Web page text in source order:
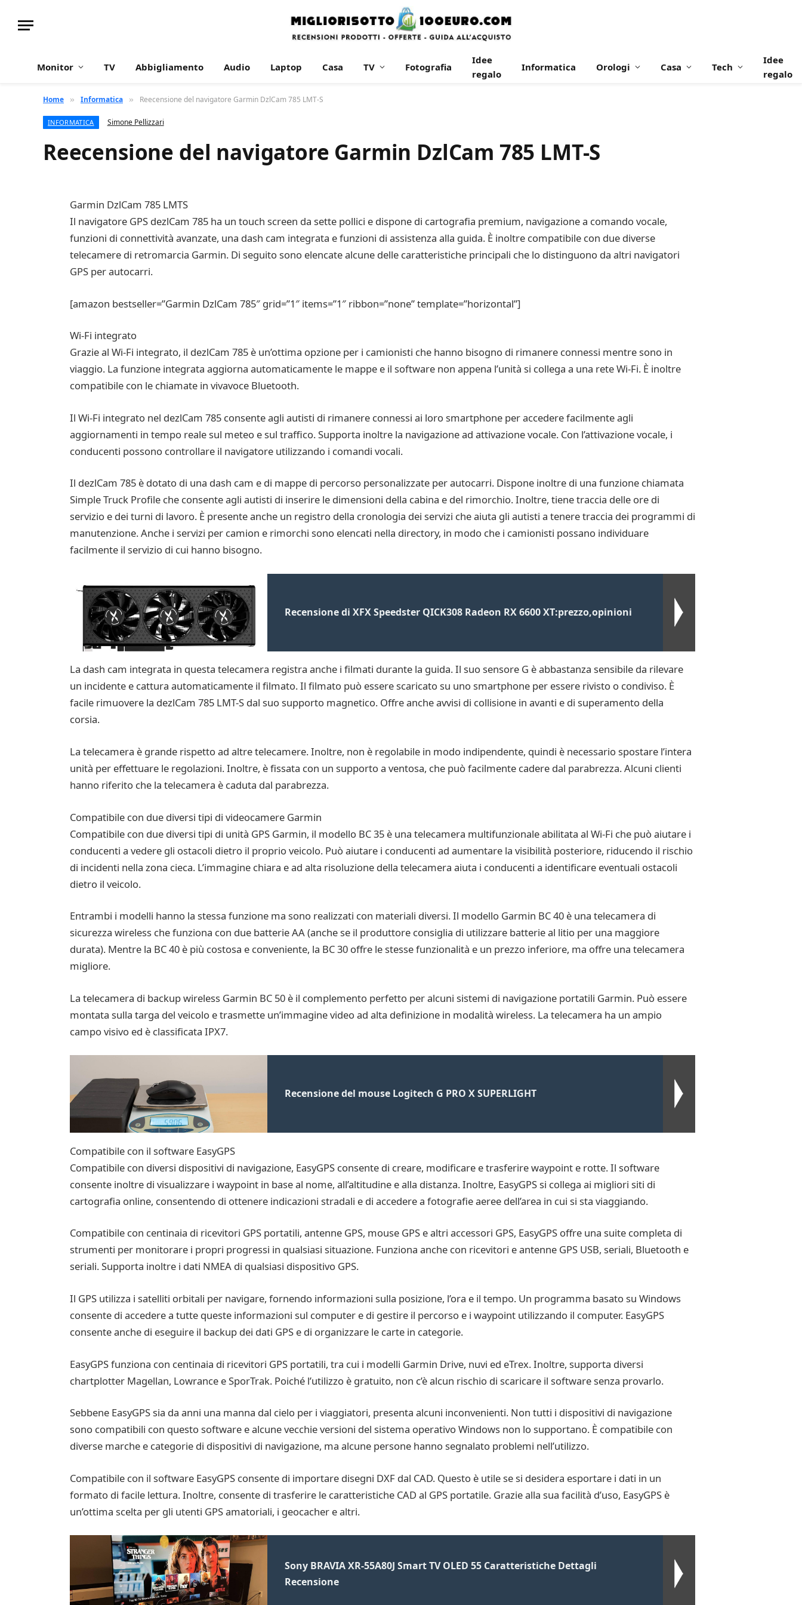
Monitor TV Abbigliamento Audio Laptop Casa TV Fotografia
Idee
regalo
Informatica Orologi Casa Tech
Idee
regalo
Home » Informatica » Reecensione del navigatore Garmin DzlCam 785 LMT-S
INFORMATICA Simone Pellizzari
Reecensione del navigatore Garmin DzlCam 785 LMT-S
Garmin DzlCam 785 LMTS
Il navigatore GPS dezlCam 785 ha un touch screen da sette pollici e dispone di cartografia premium, navigazione a comando vocale,
funzioni di connettività avanzate, una dash cam integrata e funzioni di assistenza alla guida. È inoltre compatibile con due diverse
telecamere di retromarcia Garmin. Di seguito sono elencate alcune delle caratteristiche principali che lo distinguono da altri navigatori
GPS per autocarri.
[amazon bestseller=”Garmin DzlCam 785″ grid=”1″ items=”1″ ribbon=”none” template=”horizontal”]
Wi-Fi integrato
Grazie al Wi-Fi integrato, il dezlCam 785 è un’ottima opzione per i camionisti che hanno bisogno di rimanere connessi mentre sono in
viaggio. La funzione integrata aggiorna automaticamente le mappe e il software non appena l’unità si collega a una rete Wi-Fi. È inoltre
compatibile con le chiamate in vivavoce Bluetooth.
Il Wi-Fi integrato nel dezlCam 785 consente agli autisti di rimanere connessi ai loro smartphone per accedere facilmente agli
aggiornamenti in tempo reale sul meteo e sul traffico. Supporta inoltre la navigazione ad attivazione vocale. Con l’attivazione vocale, i
conducenti possono controllare il navigatore utilizzando i comandi vocali.
Il dezlCam 785 è dotato di una dash cam e di mappe di percorso personalizzate per autocarri. Dispone inoltre di una funzione chiamata
Simple Truck Profile che consente agli autisti di inserire le dimensioni della cabina e del rimorchio. Inoltre, tiene traccia delle ore di
servizio e dei turni di lavoro. È presente anche un registro della cronologia dei servizi che aiuta gli autisti a tenere traccia dei programmi di
manutenzione. Anche i servizi per camion e rimorchi sono elencati nella directory, in modo che i camionisti possano individuare
facilmente il servizio di cui hanno bisogno.
Recensione di XFX Speedster QICK308 Radeon RX 6600 XT:prezzo,opinioni
La dash cam integrata in questa telecamera registra anche i filmati durante la guida. Il suo sensore G è abbastanza sensibile da rilevare
un incidente e cattura automaticamente il filmato. Il filmato può essere scaricato su uno smartphone per essere rivisto o condiviso. È
facile rimuovere la dezlCam 785 LMT-S dal suo supporto magnetico. Offre anche avvisi di collisione in avanti e di superamento della
corsia.
La telecamera è grande rispetto ad altre telecamere. Inoltre, non è regolabile in modo indipendente, quindi è necessario spostare l’intera
unità per effettuare le regolazioni. Inoltre, è fissata con un supporto a ventosa, che può facilmente cadere dal parabrezza. Alcuni clienti
hanno riferito che la telecamera è caduta dal parabrezza.
Compatibile con due diversi tipi di videocamere Garmin
Compatibile con due diversi tipi di unità GPS Garmin, il modello BC 35 è una telecamera multifunzionale abilitata al Wi-Fi che può aiutare i
conducenti a vedere gli ostacoli dietro il proprio veicolo. Può aiutare i conducenti ad aumentare la visibilità posteriore, riducendo il rischio
di incidenti nella zona cieca. L’immagine chiara e ad alta risoluzione della telecamera aiuta i conducenti a identificare eventuali ostacoli
dietro il veicolo.
Entrambi i modelli hanno la stessa funzione ma sono realizzati con materiali diversi. Il modello Garmin BC 40 è una telecamera di
sicurezza wireless che funziona con due batterie AA (anche se il produttore consiglia di utilizzare batterie al litio per una maggiore
durata). Mentre la BC 40 è più costosa e conveniente, la BC 30 offre le stesse funzionalità e un prezzo inferiore, ma offre una telecamera
migliore.
La telecamera di backup wireless Garmin BC 50 è il complemento perfetto per alcuni sistemi di navigazione portatili Garmin. Può essere
montata sulla targa del veicolo e trasmette un’immagine video ad alta definizione in modalità wireless. La telecamera ha un ampio
campo visivo ed è classificata IPX7.
Recensione del mouse Logitech G PRO X SUPERLIGHT
Compatibile con il software EasyGPS
Compatibile con diversi dispositivi di navigazione, EasyGPS consente di creare, modificare e trasferire waypoint e rotte. Il software
consente inoltre di visualizzare i waypoint in base al nome, all’altitudine e alla distanza. Inoltre, EasyGPS si collega ai migliori siti di
cartografia online, consentendo di ottenere indicazioni stradali e di accedere a fotografie aeree dell’area in cui si sta viaggiando.
Compatibile con centinaia di ricevitori GPS portatili, antenne GPS, mouse GPS e altri accessori GPS, EasyGPS offre una suite completa di
strumenti per monitorare i propri progressi in qualsiasi situazione. Funziona anche con ricevitori e antenne GPS USB, seriali, Bluetooth e
seriali. Supporta inoltre i dati NMEA di qualsiasi dispositivo GPS.
Il GPS utilizza i satelliti orbitali per navigare, fornendo informazioni sulla posizione, l’ora e il tempo. Un programma basato su Windows
consente di accedere a tutte queste informazioni sul computer e di gestire il percorso e i waypoint utilizzando il computer. EasyGPS
consente anche di eseguire il backup dei dati GPS e di organizzare le carte in categorie.
EasyGPS funziona con centinaia di ricevitori GPS portatili, tra cui i modelli Garmin Drive, nuvi ed eTrex. Inoltre, supporta diversi
chartplotter Magellan, Lowrance e SporTrak. Poiché l’utilizzo è gratuito, non c’è alcun rischio di scaricare il software senza provarlo.
Sebbene EasyGPS sia da anni una manna dal cielo per i viaggiatori, presenta alcuni inconvenienti. Non tutti i dispositivi di navigazione
sono compatibili con questo software e alcune vecchie versioni del sistema operativo Windows non lo supportano. È compatibile con
diverse marche e categorie di dispositivi di navigazione, ma alcune persone hanno segnalato problemi nell’utilizzo.
Compatibile con il software EasyGPS consente di importare disegni DXF dal CAD. Questo è utile se si desidera esportare i dati in un
formato di facile lettura. Inoltre, consente di trasferire le caratteristiche CAD al GPS portatile. Grazie alla sua facilità d’uso, EasyGPS è
un’ottima scelta per gli utenti GPS amatoriali, i geocacher e altri.
Sony BRAVIA XR-55A80J Smart TV OLED 55 Caratteristiche Dettagli
Recensione